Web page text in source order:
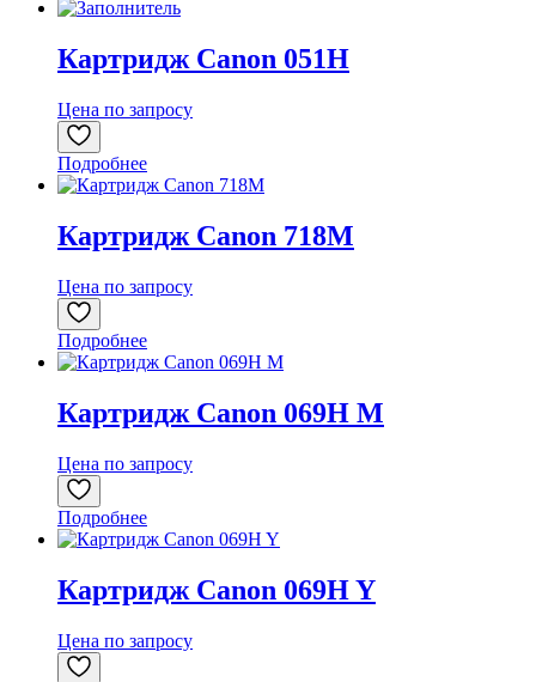
Картридж Canon 051H
Цена по запросу
Подробнее
Картридж Canon 718M
Цена по запросу
Подробнее
Картридж Canon 069H M
Цена по запросу
Подробнее
Картридж Canon 069H Y
Цена по запросу